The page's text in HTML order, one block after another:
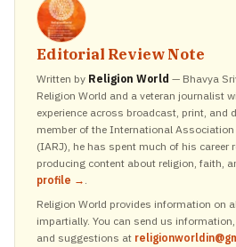
Editorial Review Note
Written by Religion World — Bhavya
Religion World and a veteran journalist
experience across broadcast, print, and
member of the International
(IARJ), he has spent much of his career
producing content about religion, faith,
profile → .
Religion World provides information on
impartially. You can send us
and suggestions at